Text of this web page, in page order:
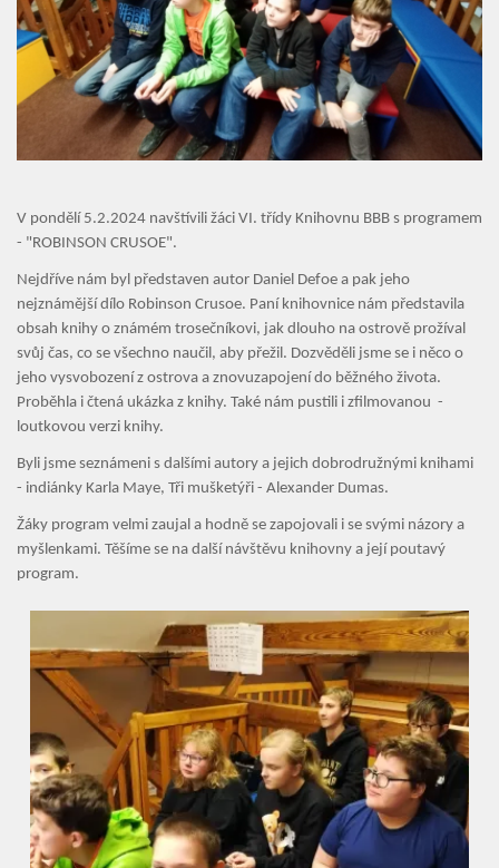
Organizace školního roku
Úřední deska
Naše škola
ZŠ speciální
ZŠ a MŠ při nemocnici
Školní družina
Fotogalerie
Kalendář akcí
Aktuality
Kontakty
Vyhledávání na webu
V pondělí 5.2.2024 navštívili žáci VI. třídy Knihovnu BBB s programem
- "ROBINSON CRUSOE".
Nejdříve nám byl představen autor Daniel Defoe a pak jeho
nejznámější dílo Robinson Crusoe. Paní knihovnice nám představila
obsah knihy o známém trosečníkovi, jak dlouho na ostrově prožíval
svůj čas, co se všechno naučil, aby přežil. Dozvěděli jsme se i něco o
jeho vysvobození z ostrova a znovuzapojení do běžného života.
Proběhla i čtená ukázka z knihy. Také nám pustili i zfilmovanou -
loutkovou verzi knihy.
Byli jsme seznámeni s dalšími autory a jejich dobrodružnými knihami
- indiánky Karla Maye, Tři mušketýři - Alexander Dumas.
Žáky program velmi zaujal a hodně se zapojovali i se svými názory a
myšlenkami. Těšíme se na další návštěvu knihovny a její poutavý
program.